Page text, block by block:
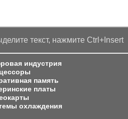
текст, нажмите Ctrl+Insert
индустрия
память
платы
охлаждения